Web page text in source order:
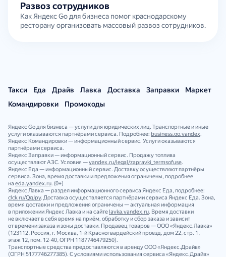
Развоз сотрудников
Как Яндекс Go для бизнеса помог краснодарскому
ресторану организовать массовый развоз сотрудников.
Такси Еда Драйв Лавка Доставка Заправки
Маркет
Командировки
Промокоды
Яндекс Go для бизнеса — услуги для юридических лиц. Транспортные и иные
услуги оказываются партнёрами сервиса. Подробнее: business.go.yandex.
Яндекс Командировки — информационный сервис. Услуги оказываются
партнёрами сервиса.
Яндекс Заправки — информационный сервис. Продажу топлива
осуществляют АЗС. Условия —yandex.ru/legal/zapravki_termsofuse.
Яндекс Еда — информационный сервис. Доставку осуществляют партнёры
сервиса. Зона, время доставки и предложения ограничены, подробнее
на eda.yandex.ru. (0+)
Яндекс Лавка — раздел информационного сервиса Яндекс Еда, подробнее:
clck.ru/QgJpy. Доставка осуществляется партнёрами сервиса Яндекс Еда. Зона,
время доставки и предложения ограничены — актуальная информация
в приложении Яндекс Лавка и на сайте lavka.yandex.ru. Время доставки
не включает в себя время на приём, обработку и сбор заказа и зависит
от времени заказа и зоны доставки. Продавец товаров — ООО «Яндекс.Лавка»
(123112, Россия, г. Москва, 1‑й Красногвардейский проезд, дом 22, стр. 1,
этаж 12, пом. 12‑40, ОГРН 1187746479250).
Транспортные средства предоставляются в аренду ООО «Яндекс.Драйв»
(ОГРН 5177746277385). С условиями использования сервиса «Яндекс.Драйв»